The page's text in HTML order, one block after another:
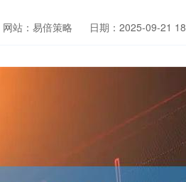
网站：易倍策略 日期：2025-09-21